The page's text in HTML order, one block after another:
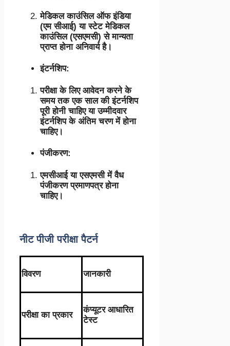
मेडिकल काउंसिल ऑफ इंडिया
(एम सीआई) या स्टेट मेडिकल
काउंसिल (एसएमसी) से मान्यता
प्राप्त होना अनिवार्य है।
इंटर्नशिप:
परीक्षा के लिए आवेदन करने के
समय तक एक साल की इंटर्नशिप
पूरी होनी चाहिए याउम्मीदवार
इंटर्नशिप के अंतिम चरण में होना
चाहिए।
पंजीकरण:
एमसीआई या एसएमसी में वैध
पंजीकरण प्रमाणपत्र होना
चाहिए।
नीट पीजी परीक्षा पैटर्न
विवरण जानकारी
परीक्षा का प्रकार
कंप्यूटर आधारित
टेस्ट